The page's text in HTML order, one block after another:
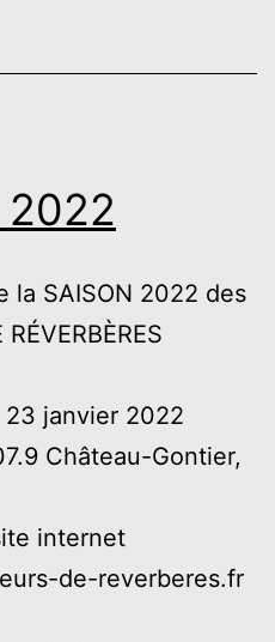
2022
la SAISON 2022 des
janvier 2022
Château-Gontier,
internet
de-reverberes.fr